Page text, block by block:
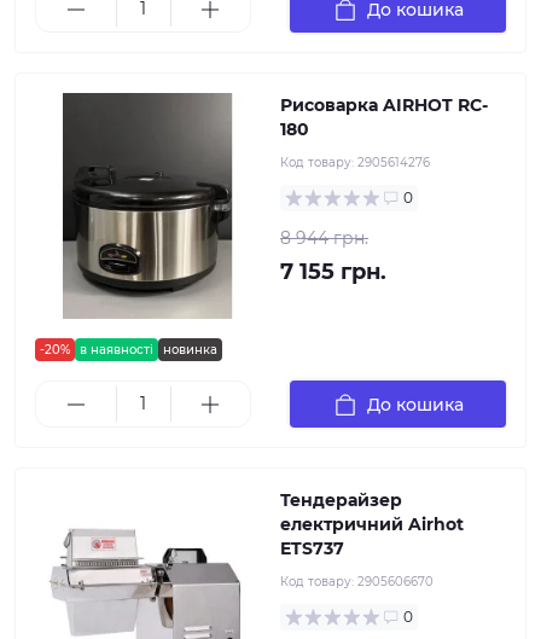
До кошика
-20% в наявності новинка
Рисоварка AIRHOT RC-
180
Код товару: 2905614276
0
8 944 грн.
7 155 грн.
До кошика
Тендерайзер
електричний Airhot
ETS737
Код товару: 2905606670
0